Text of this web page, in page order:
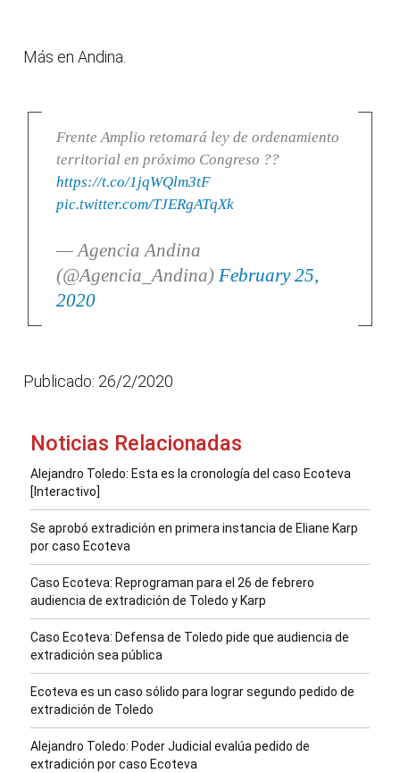
Más en Andina.
Frente Amplio retomará ley de ordenamiento
territorial en próximo Congreso ??
https://t.co/1jqWQlm3tF
pic.twitter.com/TJERgATqXk
— Agencia Andina
(@Agencia_Andina) February 25,
2020
Publicado: 26/2/2020
Noticias Relacionadas
Alejandro Toledo: Esta es la cronología del caso Ecoteva
[Interactivo]
Se aprobó extradición en primera instancia de Eliane Karp
por caso Ecoteva
Caso Ecoteva: Reprograman para el 26 de febrero
audiencia de extradición de Toledo y Karp
Caso Ecoteva: Defensa de Toledo pide que audiencia de
extradición sea pública
Ecoteva es un caso sólido para lograr segundo pedido de
extradición de Toledo
Alejandro Toledo: Poder Judicial evalúa pedido de
extradición por caso Ecoteva